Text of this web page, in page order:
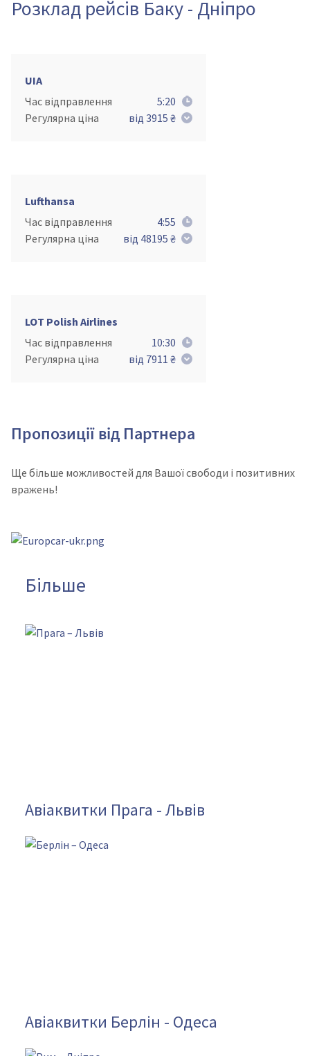
Розклад рейсів Баку - Дніпро
UIA
Час відправлення
5:20
Регулярна ціна
від 3915 ₴
Lufthansa
Час відправлення
4:55
Регулярна ціна
від 48195 ₴
LOT Polish Airlines
Час відправлення
10:30
Регулярна ціна
від 7911 ₴
Пропозиції від Партнера
Ще більше можливостей для Вашої свободи і позитивних
вражень!
Більше
Авіаквитки Прага - Львів
Авіаквитки Берлін - Одеса